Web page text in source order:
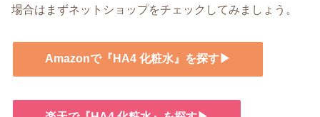
場合はまずネットショップをチェックしてみましょう。
Amazonで『HA4 化粧水』を探す▶